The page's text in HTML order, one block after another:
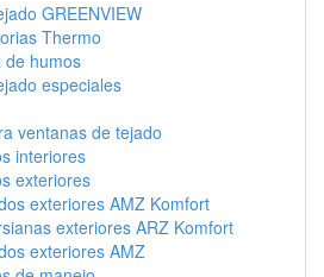
GREENVIEW
Thermo
de humos
especiales
ventanas de tejado
interiores
exteriores
exteriores AMZ Komfort
exteriores ARZ Komfort
exteriores AMZ